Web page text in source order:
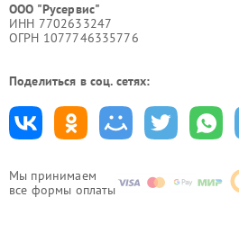
Мы принимаем
все формы оплаты
ООО "Русервис"
ИНН 7702633247
ОГРН 1077746335776
Поделиться в соц. сетях: